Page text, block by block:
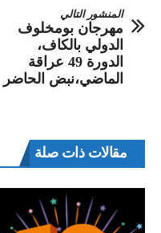
المنشور التالي
مهرجان بومخلوف
الدولي بالكاف،
الدورة 49 عراقة
الماضي،نبض الحاضر
مقالات ذات صلة